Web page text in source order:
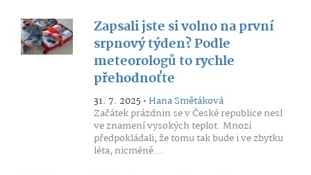
Zapsali jste si volno na první
srpnový týden? Podle
meteorologů to rychle
přehodnoťte
31. 7. 2025 •Hana Smětáková
Začátek prázdnin se v České republice nesl
ve znamení vysokých teplot. Mnozí
předpokládali, že tomu tak bude i ve zbytku
léta, nicméně...